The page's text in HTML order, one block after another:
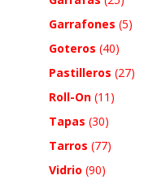
Garrafones (5)
Goteros (40)
Pastilleros (27)
Roll-On (11)
Tapas (30)
Tarros (77)
Vidrio (90)